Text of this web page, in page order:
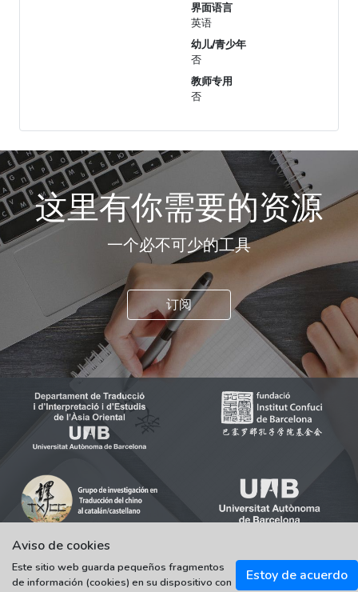
界面语言
英语
幼儿/青少年
否
教师专用
否
这里有你需要的资源
一个必不可少的工具
订阅
© 2021-2022 Universitat Autònoma de Barcelona
Aviso de cookies
Estoy de acuerdo
Este sitio web guarda pequeños fragmentos
de información (cookies) en su dispositivo con